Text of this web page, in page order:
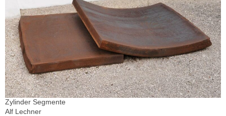
Zylinder Segmente
Alf Lechner